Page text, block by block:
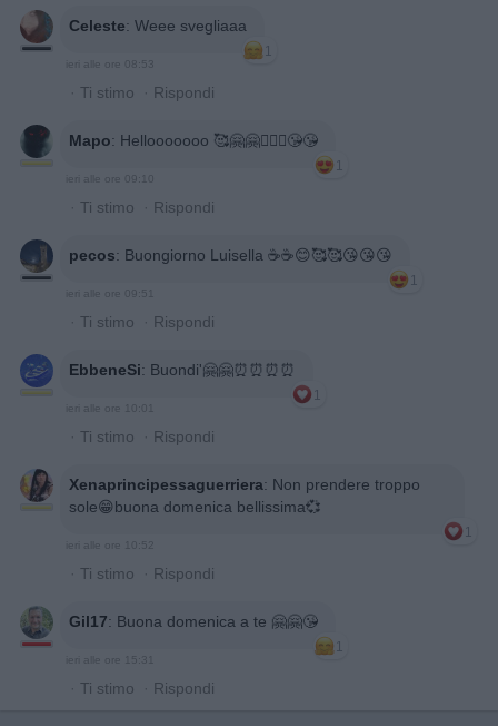
Celeste: Weee svegliaaa
1
· Ti stimo · Rispondi
Mapo: Hellooooooo 🥰🤗🤗🧜🏼‍♀️😘😘
1
ieri alle ore 09:10
· Ti stimo · Rispondi
pecos: Buongiorno Luisella ☕️☕️😊🥰🥰😘😘😘
1
ieri alle ore 09:51
· Ti stimo · Rispondi
EbbeneSi: Buondi'🤗🤗⏰️⏰️⏰️⏰️
1
· Ti stimo · Rispondi
Xenaprincipessaguerriera: Non prendere troppo
sole😁buona domenica bellissima💞
1
· Ti stimo · Rispondi
Gil17: Buona domenica a te 🤗🤗😘
1
· Ti stimo · Rispondi